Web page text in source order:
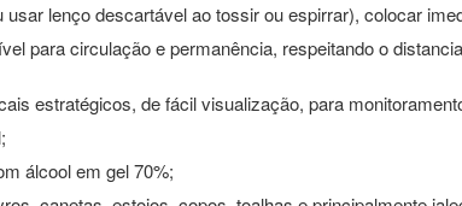
lenço descartável ao tossir ou espirrar), colocar
para circulação e permanência, respeitando o
estratégicos, de fácil visualização, para
álcool em gel 70%;